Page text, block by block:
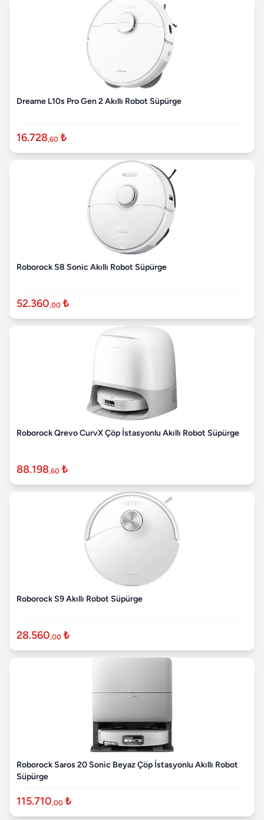
Dreame L10s Pro Gen 2 Akıllı Robot Süpürge
16.728,60 ₺
Roborock S8 Sonic Akıllı Robot Süpürge
52.360,00 ₺
Roborock Qrevo CurvX Çöp İstasyonlu Akıllı Robot Süpürge
88.198,60 ₺
Roborock S9 Akıllı Robot Süpürge
28.560,00 ₺
Roborock Saros 20 Sonic Beyaz Çöp İstasyonlu Akıllı Robot
Süpürge
115.710,00 ₺